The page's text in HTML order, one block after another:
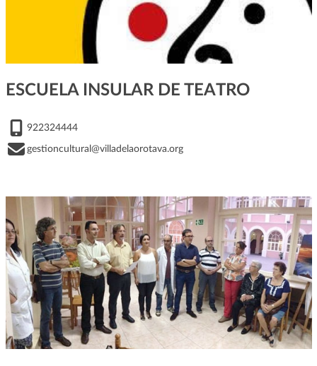
ESCUELA INSULAR DE TEATRO
922324444
gestioncultural@villadelaorotava.org